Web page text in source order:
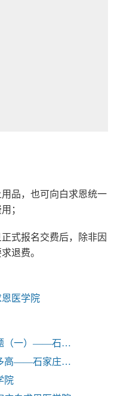
品，也可向白求恩统一
；
式报名交费后，除非因
退费。
医学院
护士去日本工作需要了解的问题（一）——石家庄白求恩医学院
英国护士，你想象不到薪水有多高——石家庄白求恩医学院
院